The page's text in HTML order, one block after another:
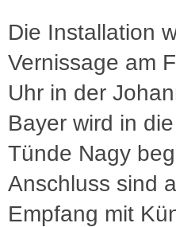
Die Installation
Vernissage am
Uhr in der
Bayer wird in
Tünde Nagy
Anschluss sind
Empfang mit